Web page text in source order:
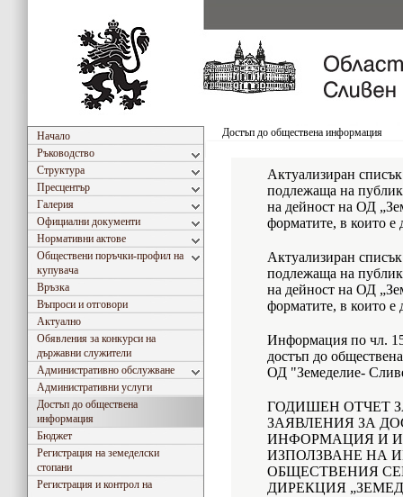
Начало
Ръководство
Структура
Пресцентър
Галерия
Официални документи
Нормативни актове
Обществени поръчки-профил на
купувача
Връзка
Въпроси и отговори
Актуално
Обявления за конкурси на
държавни служители
Административно обслужване
Административни услуги
Достъп до обществена
информация
Бюджет
Регистрация на земеделски
стопани
Регистрация и контрол на
Достъп до обществена информация
Актуализиран
подлежаща на
на дейност на ОД
форматите, в които е
Актуализиран
подлежаща на
на дейност на ОД
форматите, в които е
Информация по чл.
достъп до
ОД "Земеделие-
ГОДИШЕН ОТЧЕТ
ЗАЯВЛЕНИЯ ЗА
ИНФОРМАЦИЯ И
ИЗПОЛЗВАНЕ НА
ОБЩЕСТВЕНИЯ
ДИРЕКЦИЯ